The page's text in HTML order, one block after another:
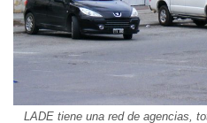
LADE tiene una red de agencias,